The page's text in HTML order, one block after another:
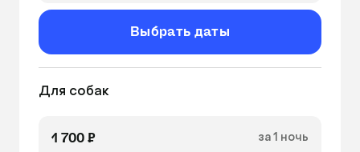
Выбрать даты
Для собак
1 700 ₽ за 1 ночь